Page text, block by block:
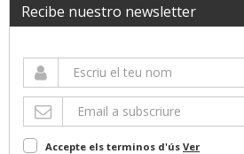
Recibe nuestro newsletter
Accepte els terminos d'ús Ver